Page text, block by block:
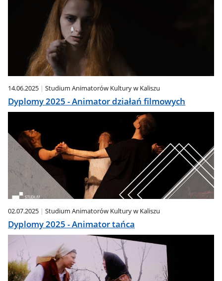
14.06.2025 Studium Animatorów Kultury w Kaliszu
Dyplomy 2025 - Animator działań filmowych
02.07.2025 Studium Animatorów Kultury w Kaliszu
Dyplomy 2025 - Animator tańca